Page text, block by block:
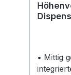
• Mittig